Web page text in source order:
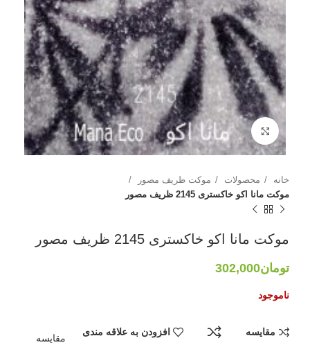
بزرگنمایی تصویر
خانه محصولات
موکت ظریف مصور
موکت مانا اکو خاکستری 2145 ظریف مصور
موکت مانا اکو خاکستری 2145 ظریف مصور
تومان302,000
ناموجود
مقایسه افزودن به علاقه مندی
مقایسه